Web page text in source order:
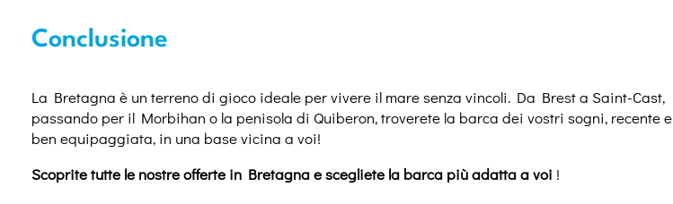
Conclusione
La Bretagna è un terreno di gioco ideale per vivere il mare senza vincoli. Da Brest a Saint-Cast,
passando per il Morbihan o la penisola di Quiberon, troverete la barca dei vostri sogni, recente e
ben equipaggiata, in una base vicina a voi!
Scoprite tutte le nostre offerte in Bretagna e scegliete la barca più adatta a voi !